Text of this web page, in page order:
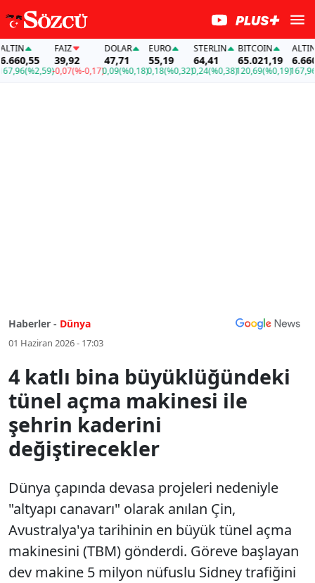
(%2,59)
FAİZ
39,92
-0,07(%-0,17)
DOLAR
47,71
0,09(%0,18)
EURO
55,19
0,18(%0,32)
STERLIN
64,41
0,24(%0,38)
BITCOIN
65.021,19
120,69(%0,19)
ALTIN
167,96
Haberler - Dünya
01 Haziran 2026 - 17:03
4 katlı bina büyüklüğündeki
tünel açma makinesi ile
şehrin kaderini
değiştirecekler
Dünya çapında devasa projeleri nedeniyle
"altyapı canavarı" olarak anılan Çin,
Avustralya'ya tarihinin en büyük tünel açma
makinesini (TBM) gönderdi. Göreve başlayan
dev makine 5 milyon nüfuslu Sidney trafiğini